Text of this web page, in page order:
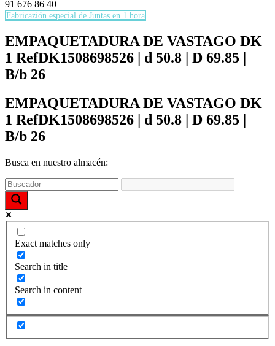
91 676 86 40
Fabricazión especial de Juntas en 1 hora
EMPAQUETADURA DE VASTAGO DK
1 RefDK1508698526 | d 50.8 | D 69.85 |
B/b 26
EMPAQUETADURA DE VASTAGO DK
1 RefDK1508698526 | d 50.8 | D 69.85 |
B/b 26
Busca en nuestro almacén:
Exact matches only
Search in title
Search in content
Necesarias
Estas
cookies no
son
opcionales.
Son
para que
funcione la
web y que
puedas
contenido.
Estadísticas
Para que
podamos
mejorar la
funcionalidad
y estructura
de la web,
utilizaremos
las
estadísticas
de uso en la
web. Así
sabremos qué